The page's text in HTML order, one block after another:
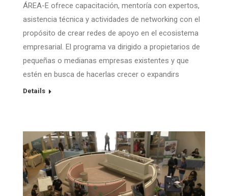
ÁREA-E ofrece capacitación, mentoría con expertos,
asistencia técnica y actividades de networking con el
propósito de crear redes de apoyo en el ecosistema
empresarial. El programa va dirigido a propietarios de
pequeñas o medianas empresas existentes y que
estén en busca de hacerlas crecer o expandirs
Details